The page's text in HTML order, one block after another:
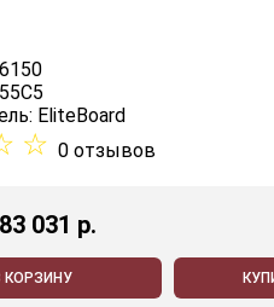
EliteBoard
☆ 0 отзывов
031 p.
КОРЗИНУ